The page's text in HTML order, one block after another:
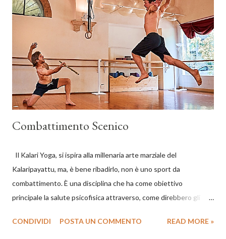
(simili nel concetto ai kata delle arti marziali giapponesi) in cui le
posture degli animali, vengono eseguite insieme ad elementi di
acrobatica e ad una serie di attacchi e difese. Le Otto Posizione
degli Animali https://www.youtube.com/watch?
v=yVr3ap7i6W4 Torna alla ...
Combattimento Scenico
Il Kalari Yoga, si ispira alla millenaria arte marziale del
Kalaripayattu, ma, è bene ribadirlo, non è uno sport da
combattimento. È una disciplina che ha come obiettivo
principale la salute psicofisica attraverso, come direbbero gli
sequenze di combattimento ritualizzato, oltre ad avere la
CONDIVIDI POSTA UN COMMENTO READ MORE »